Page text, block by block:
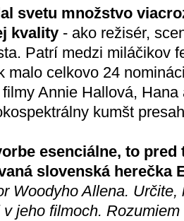
svetu množstvo
kvality - ako režisér,
Patrí medzi miláčikov
malo celkovo 24
Annie Hallová,
kumšt
esenciálne, to
slovenská herečka
Woodyho Allena.
jeho filmoch.